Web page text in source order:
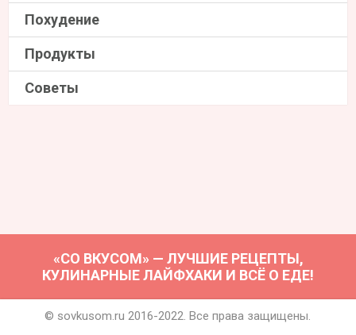
Похудение
Продукты
Советы
«СО ВКУСОМ» — ЛУЧШИЕ РЕЦЕПТЫ,
КУЛИНАРНЫЕ ЛАЙФХАКИ И ВСЁ О ЕДЕ!
© sovkusom.ru 2016-2022. Все права защищены.